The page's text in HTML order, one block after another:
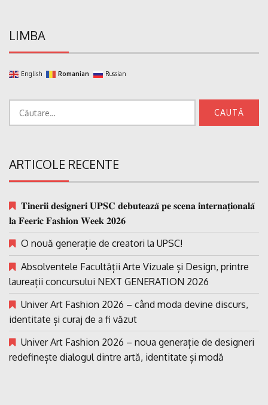
LIMBA
English Romanian Russian
ARTICOLE RECENTE
𝐓𝐢𝐧𝐞𝐫𝐢𝐢 𝐝𝐞𝐬𝐢𝐠𝐧𝐞𝐫𝐢 𝐔𝐏𝐒𝐂 𝐝𝐞𝐛𝐮𝐭𝐞𝐚𝐳𝐚̆ 𝐩𝐞 𝐬𝐜𝐞𝐧𝐚 𝐢𝐧𝐭𝐞𝐫𝐧𝐚𝐭̗𝐢𝐨𝐧𝐚𝐥𝐚̆
𝐥𝐚 𝐅𝐞𝐞𝐫𝐢𝐜 𝐅𝐚𝐬𝐡𝐢𝐨𝐧 𝐖𝐞𝐞𝐤 𝟐𝟎𝟐𝟔
O nouă generație de creatori la UPSC!
Absolventele Facultății Arte Vizuale și Design, printre
laureații concursului NEXT GENERATION 2026
Univer Art Fashion 2026 – când moda devine discurs,
identitate și curaj de a fi văzut
Univer Art Fashion 2026 – noua generație de designeri
redefinește dialogul dintre artă, identitate și modă